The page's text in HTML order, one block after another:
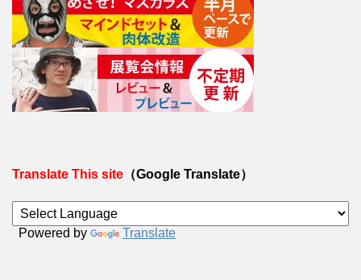
Translate This site （Google Translate）
Powered by Translate